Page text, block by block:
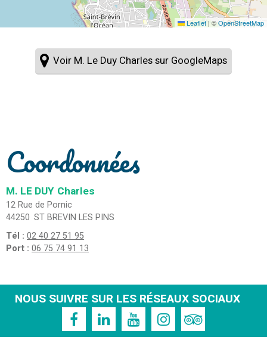
Leaflet | ©OpenStreetMap
Voir M. Le Duy Charles sur GoogleMaps
Coordonnées
M. LE DUY Charles
12 Rue de Pornic
44250 ST BREVIN LES PINS
Tél : 02 40 27 51 95
Port : 06 75 74 91 13
NOUS SUIVRE SUR LES RÉSEAUX SOCIAUX